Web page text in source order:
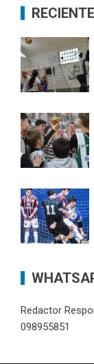
Redactor
098955851